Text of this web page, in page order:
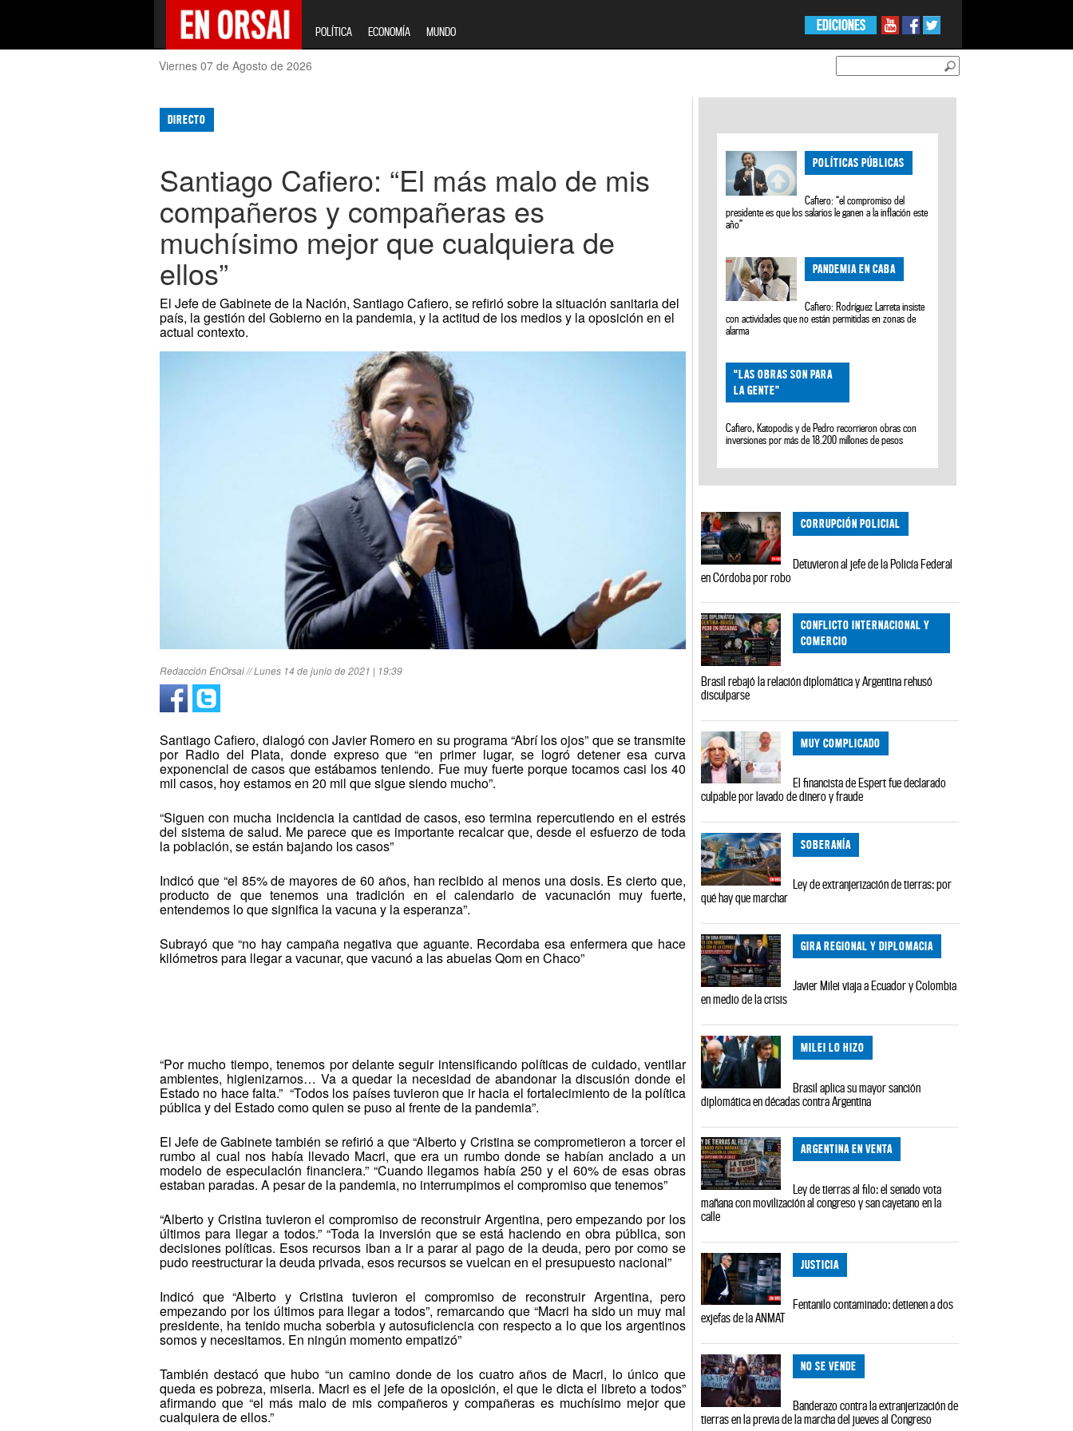
POLÍTICA ECONOMÍA MUNDO EDICIONES
Viernes 07 de Agosto de 2026
DIRECTO
Santiago Cafiero: “El más malo de mis
compañeros y compañeras es
muchísimo mejor que cualquiera de
ellos”
El Jefe de Gabinete de la Nación, Santiago Cafiero, se refirió sobre la situación sanitaria del
país, la gestión del Gobierno en la pandemia, y la actitud de los medios y la oposición en el
actual contexto.
Redacción EnOrsai // Lunes 14 de junio de 2021 | 19:39
Santiago Cafiero, dialogó con Javier Romero en su programa “Abrí los ojos” que se transmite
por Radio del Plata, donde expreso que “en primer lugar, se logró detener esa curva
exponencial de casos que estábamos teniendo. Fue muy fuerte porque tocamos casi los 40
mil casos, hoy estamos en 20 mil que sigue siendo mucho”.
“Siguen con mucha incidencia la cantidad de casos, eso termina repercutiendo en el estrés
del sistema de salud. Me parece que es importante recalcar que, desde el esfuerzo de toda
la población, se están bajando los casos”
Indicó que “el 85% de mayores de 60 años, han recibido al menos una dosis. Es cierto que,
producto de que tenemos una tradición en el calendario de vacunación muy fuerte,
entendemos lo que significa la vacuna y la esperanza”.
Subrayó que “no hay campaña negativa que aguante. Recordaba esa enfermera que hace
kilómetros para llegar a vacunar, que vacunó a las abuelas Qom en Chaco”
“Por mucho tiempo, tenemos por delante seguir intensificando políticas de cuidado, ventilar
ambientes, higienizarnos… Va a quedar la necesidad de abandonar la discusión donde el
Estado no hace falta.” “Todos los países tuvieron que ir hacia el fortalecimiento de la política
pública y del Estado como quien se puso al frente de la pandemia”.
El Jefe de Gabinete también se refirió a que “Alberto y Cristina se comprometieron a torcer el
rumbo al cual nos había llevado Macri, que era un rumbo donde se habían anclado a un
modelo de especulación financiera.” “Cuando llegamos había 250 y el 60% de esas obras
estaban paradas. A pesar de la pandemia, no interrumpimos el compromiso que tenemos”
“Alberto y Cristina tuvieron el compromiso de reconstruir Argentina, pero empezando por los
últimos para llegar a todos.” “Toda la inversión que se está haciendo en obra pública, son
decisiones políticas. Esos recursos iban a ir a parar al pago de la deuda, pero por como se
pudo reestructurar la deuda privada, esos recursos se vuelcan en el presupuesto nacional”
Indicó que “Alberto y Cristina tuvieron el compromiso de reconstruir Argentina, pero
empezando por los últimos para llegar a todos”, remarcando que “Macri ha sido un muy mal
presidente, ha tenido mucha soberbia y autosuficiencia con respecto a lo que los argentinos
somos y necesitamos. En ningún momento empatizó”
También destacó que hubo “un camino donde de los cuatro años de Macri, lo único que
queda es pobreza, miseria. Macri es el jefe de la oposición, el que le dicta el libreto a todos”
afirmando que “el más malo de mis compañeros y compañeras es muchísimo mejor que
cualquiera de ellos.”
POLÍTICAS PÚBLICAS
Cafiero: “el compromiso del
presidente es que los salarios le ganen a la inflación este
año”
PANDEMIA EN CABA
Cafiero: Rodríguez Larreta insiste
con actividades que no están permitidas en zonas de
alarma
"LAS OBRAS SON PARA
LA GENTE”
Cafiero, Katopodis y de Pedro recorrieron obras con
inversiones por más de 18.200 millones de pesos
CORRUPCIÓN POLICIAL
Detuvieron al jefe de la Policía Federal
en Córdoba por robo
CONFLICTO INTERNACIONAL Y
COMERCIO
Brasil rebajó la relación diplomática y Argentina rehusó
disculparse
MUY COMPLICADO
El financista de Espert fue declarado
culpable por lavado de dinero y fraude
SOBERANÍA
Ley de extranjerización de tierras: por
qué hay que marchar
GIRA REGIONAL Y DIPLOMACIA
Javier Milei viaja a Ecuador y Colombia
en medio de la crisis
MILEI LO HIZO
Brasil aplica su mayor sanción
diplomática en décadas contra Argentina
ARGENTINA EN VENTA
Ley de tierras al filo: el senado vota
mañana con movilización al congreso y san cayetano en la
calle
JUSTICIA
Fentanilo contaminado: detienen a dos
exjefas de la ANMAT
NO SE VENDE
Banderazo contra la extranjerización de
tierras en la previa de la marcha del jueves al Congreso